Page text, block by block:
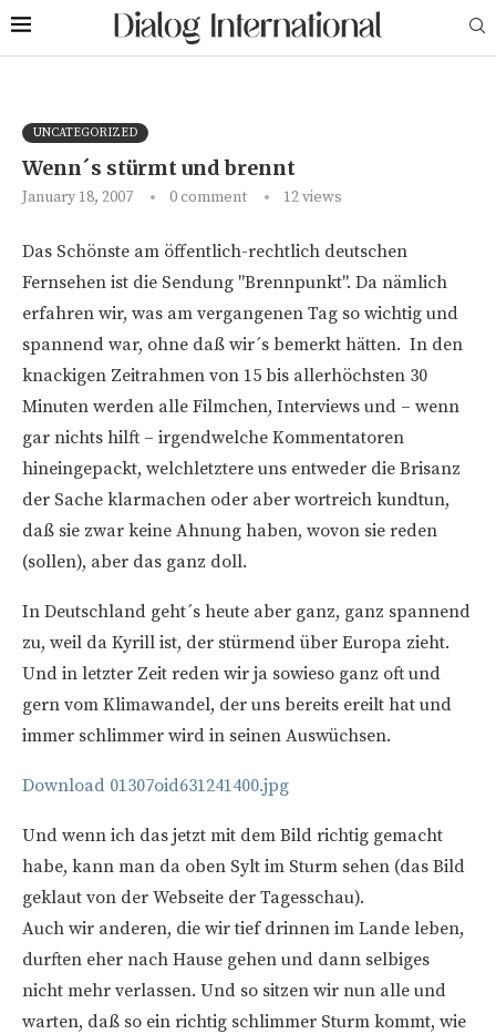
UNCATEGORIZED
Wenn´s stürmt und brennt
January 18, 2007 0 comment 12views
Das Schönste am öffentlich-rechtlich deutschen
Fernsehen ist die Sendung "Brennpunkt". Da nämlich
erfahren wir, was am vergangenen Tag so wichtig und
spannend war, ohne daß wir´s bemerkt hätten. In den
knackigen Zeitrahmen von 15 bis allerhöchsten 30
Minuten werden alle Filmchen, Interviews und – wenn
gar nichts hilft – irgendwelche Kommentatoren
hineingepackt, welchletztere uns entweder die Brisanz
der Sache klarmachen oder aber wortreich kundtun,
daß sie zwar keine Ahnung haben, wovon sie reden
(sollen), aber das ganz doll.
In Deutschland geht´s heute aber ganz, ganz spannend
zu, weil da Kyrill ist, der stürmend über Europa zieht.
Und in letzter Zeit reden wir ja sowieso ganz oft und
gern vom Klimawandel, der uns bereits ereilt hat und
immer schlimmer wird in seinen Auswüchsen.
Download 01307oid631241400.jpg
Und wenn ich das jetzt mit dem Bild richtig gemacht
habe, kann man da oben Sylt im Sturm sehen (das Bild
geklaut von der Webseite der Tagesschau).
Auch wir anderen, die wir tief drinnen im Lande leben,
durften eher nach Hause gehen und dann selbiges
nicht mehr verlassen. Und so sitzen wir nun alle und
warten, daß so ein richtig schlimmer Sturm kommt, wie